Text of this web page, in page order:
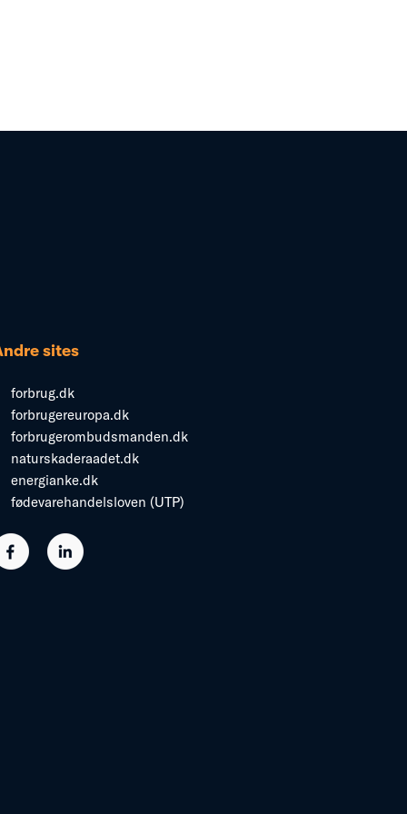
sites
forbrug.dk
forbrugereuropa.dk
forbrugerombudsmanden.dk
naturskaderaadet.dk
energianke.dk
fødevarehandelsloven (UTP)